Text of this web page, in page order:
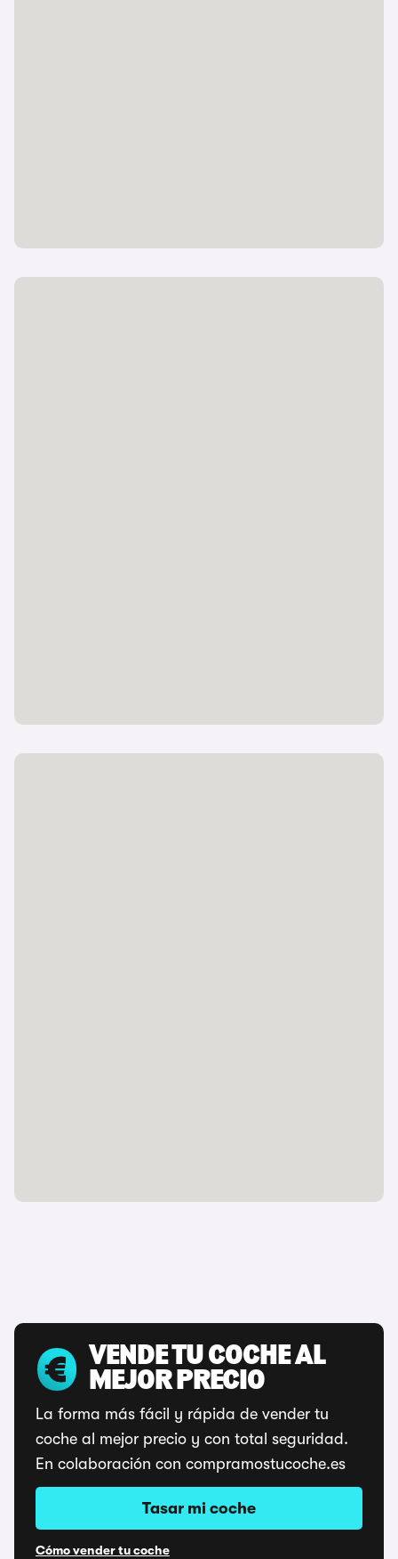
VENDE TU COCHE AL
MEJOR PRECIO
La forma más fácil y rápida de vender tu
coche al mejor precio y con total seguridad.
En colaboración con compramostucoche.es
Tasar mi coche
Cómo vender tu coche